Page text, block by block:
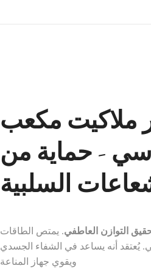
ملاكيت مكعب
- حماية من
السلبية
التوازن العاطفي. يمتص الطاقات
يُعتقد أنه يساعد في الشفاء الجسدي
ويقوي جهاز المناعة